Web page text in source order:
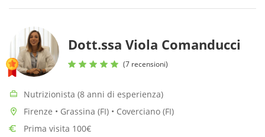
Dott.ssa Viola Comanducci
(7 recensioni)
Nutrizionista (8 anni di esperienza)
Firenze • Grassina (FI) • Coverciano (FI)
Prima visita 100€